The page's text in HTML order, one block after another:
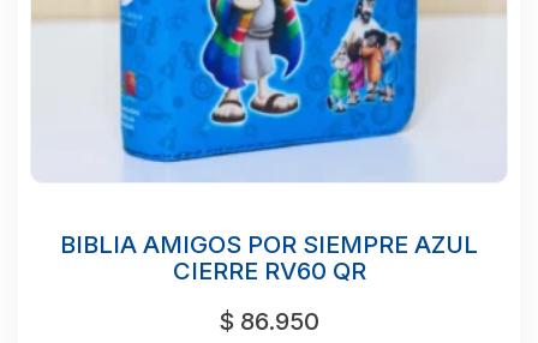
BIBLIA AMIGOS POR SIEMPRE AZUL
CIERRE RV60 QR
$ 86.950